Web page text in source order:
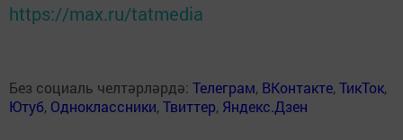
https://max.ru/tatmedia
Без социаль челтәрләрдә: Телеграм, ВКонтакте,ТикТок,
Ютуб, Одноклассники,Твиттер, Яндекс.Дзен